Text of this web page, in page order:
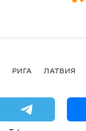
РИГА ЛАТВИЯ